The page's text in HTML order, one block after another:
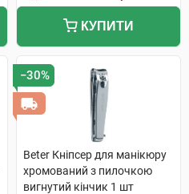
КУПИТИ
−30%
Beter Кніпсер для манікюру
хромований з пилочкою
вигнутий кінчик 1 шт